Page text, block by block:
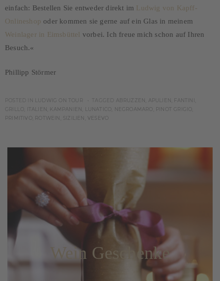
einfach: Bestellen Sie entweder direkt im Ludwig von Kapff-
Onlineshop oder kommen sie gerne auf ein Glas in meinem
Weinlager in Eimsbüttel vorbei. Ich freue mich schon auf Ihren
Besuch.«
Phillipp Störmer
POSTED IN LUDWIG ON TOUR TAGGED ABRUZZEN APULIEN FANTINI
GRILLO
ITALIEN KAMPANIEN LUNATICO NEGROAMARO PINOT GRIGIO
PRIMITIVO ROTWEIN SIZILIEN VESEVO
Wein Geschenke